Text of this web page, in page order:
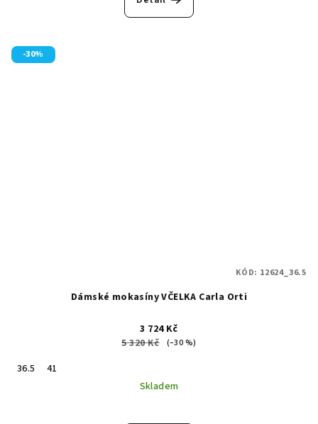
-30%
Dámské mokasíny VČELKA Carla Orti
3 724 Kč
5 320 Kč
(–30 %)
36.5
41
Skladem
KÓD: 12624_36.5